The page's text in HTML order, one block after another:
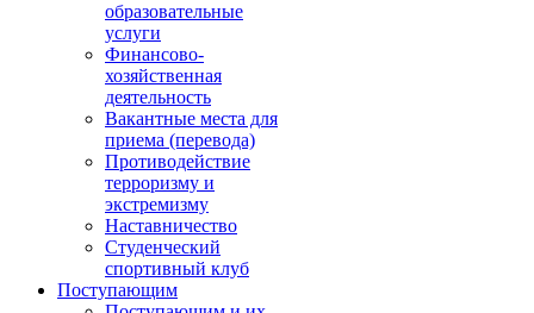
образовательные
услуги
Финансово-
хозяйственная
деятельность
Вакантные места для
приема (перевода)
Противодействие
терроризму и
экстремизму
Наставничество
Студенческий
спортивный клуб
Поступающим